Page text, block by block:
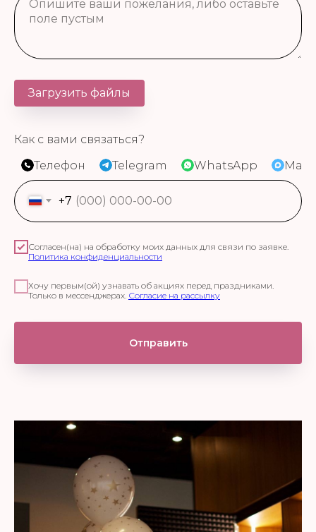
Загрузить файлы
Как с вами связаться?
Телефон
Telegram WhatsApp Max
+7
Согласен(на) на обработку моих данных для связи по заявке.
Политика конфиденциальности
Хочу первым(ой) узнавать об акциях перед праздниками.
Только в мессенджерах. Согласие на рассылку
Отправить